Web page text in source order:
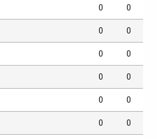
0 0
0 0
0 0
0 0
0 0
0 0